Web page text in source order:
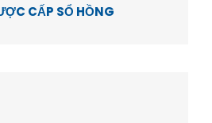
CẤP SỔ HỒNG